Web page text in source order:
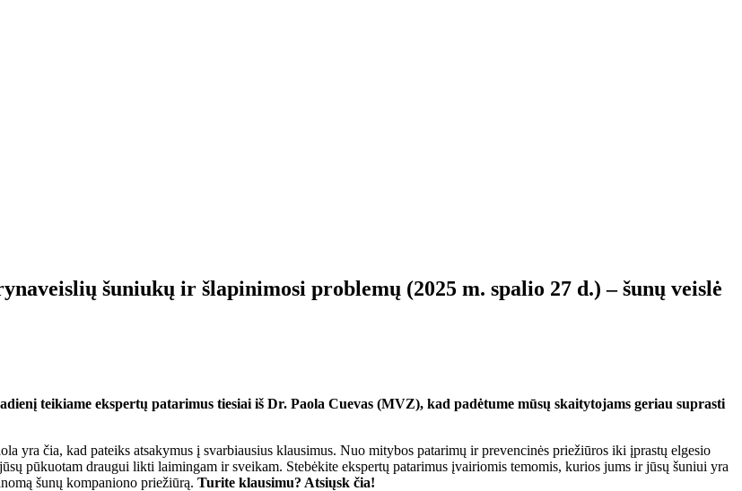
šuniukų ir šlapinimosi problemų (2025 m. spalio 27 d.) – šunų veislė
teikiame ekspertų patarimus tiesiai iš Dr. Paola Cuevas (MVZ), kad padėtume mūsų skaitytojams geriau suprasti
yra čia, kad pateiks atsakymus į svarbiausius klausimus. Nuo mitybos patarimų ir prevencinės priežiūros iki įprastų elgesio
pūkuotam draugui likti laimingam ir sveikam. Stebėkite ekspertų patarimus įvairiomis temomis, kurios jums ir jūsų šuniui yra
šunų kompaniono priežiūrą. Turite klausimu? Atsiųsk čia!